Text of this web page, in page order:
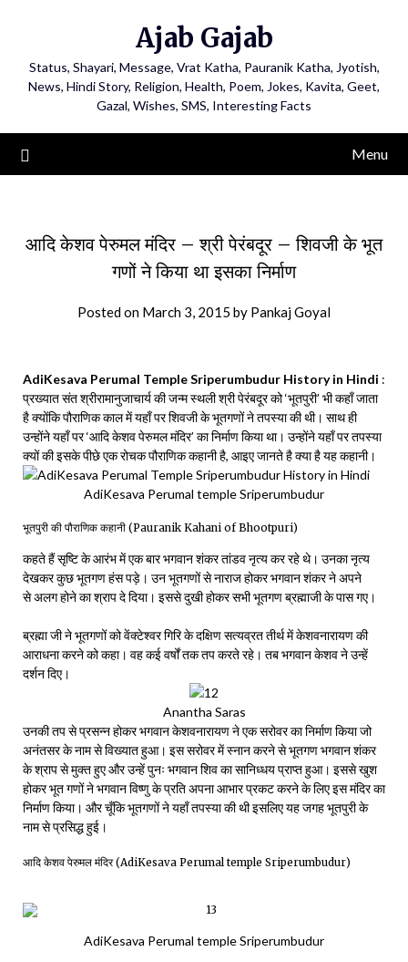
Ajab Gajab
Status, Shayari, Message, Vrat Katha, Pauranik Katha, Jyotish,
News, Hindi Story, Religion, Health, Poem, Jokes, Kavita, Geet,
Gazal, Wishes, SMS, Interesting Facts
Menu
आदि केशव पेरुमल मंदिर – श्री पेरंबदूर – शिवजी के भूत
गणों ने किया था इसका निर्माण
Posted on March 3, 2015 by Pankaj Goyal
AdiKesava Perumal Temple Sriperumbudur History in Hindi :
प्रख्यात संत श्रीरामानुजाचार्य की जन्म स्थली श्री पेरंबदूर को ‘भूतपुरी’ भी कहाँ जाता
है क्योंकि पौराणिक काल में यहाँ पर शिवजी के भूतगणों ने तपस्या की थी। साथ ही
उन्होंने यहाँ पर ‘आदि केशव पेरुमल मंदिर’ का निर्माण किया था। उन्होंने यहाँ पर तपस्या
क्यों की इसके पीछे एक रोचक पौराणिक कहानी है, आइए जानते है क्या है यह कहानी।
AdiKesava Perumal temple Sriperumbudur
भूतपुरी की पौराणिक कहानी (Pauranik Kahani of Bhootpuri)
कहते हैं सृष्टि के आरंभ में एक बार भगवान शंकर तांडव नृत्य कर रहे थे। उनका नृत्य
देखकर कुछ भूतगण हंस पड़े। उन भूतगणों से नाराज होकर भगवान शंकर ने अपने
से अलग होने का श्राप दे दिया। इससे दुखी होकर सभी भूतगण ब्रह्माजी के पास गए।
ब्रह्मा जी ने भूतगणों को वेंक्टेश्वर गिरि के दक्षिण सत्यव्रत तीर्थ में केशवनारायण की
आराधना करने को कहा। वह कई वर्षों तक तप करते रहे। तब भगवान केशव ने उन्हें
दर्शन दिए।
Anantha Saras
उनकी तप से प्रसन्न होकर भगवान केशवनारायण ने एक सरोवर का निर्माण किया जो
अनंतसर के नाम से विख्यात हुआ। इस सरोवर में स्नान करने से भूतगण भगवान शंकर
के श्राप से मुक्त हुए और उन्हें पुनः भगवान शिव का सानिध्धय प्राप्त हुआ। इससे खुश
होकर भूत गणों ने भगवान विष्णु के प्रति अपना आभार प्रकट करने के लिए इस मंदिर का
निर्माण किया। और चूँकि भूतगणों ने यहाँ तपस्या की थी इसलिए यह जगह भूतपुरी के
नाम से प्रसिद्ध हुई।
आदि केशव पेरुमल मंदिर (AdiKesava Perumal temple Sriperumbudur)
AdiKesava Perumal temple Sriperumbudur